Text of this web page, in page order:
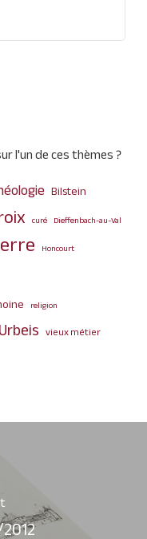
l'un de ces thèmes ?
Bilstein
curé Dieffenbach-au-Val
Honcourt
religion
Urbeis vieux métier